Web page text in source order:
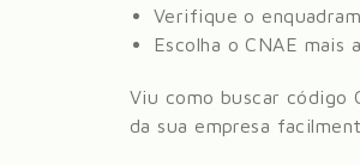
Verifique o
Escolha o CNAE mais
Viu como buscar código
da sua empresa